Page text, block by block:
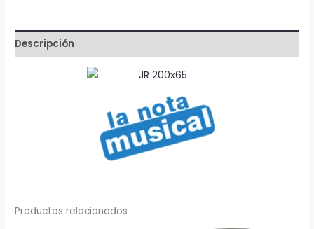
-
Clase
Descripción
Productos relacionados